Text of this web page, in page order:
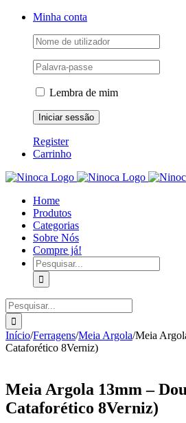
Skip
Facebook
Instagram
YouTubeMinha conta
Lembra de mim
Register
Carrinho
Home
Produtos
Categorias
Sobre Nós
Compre já!
Pesquisar
Pesquisar
Início/Ferragens/Meia Argola/Meia
Cataforético 8Verniz)
Meia Argola 13mm –
Cataforético 8Verniz)